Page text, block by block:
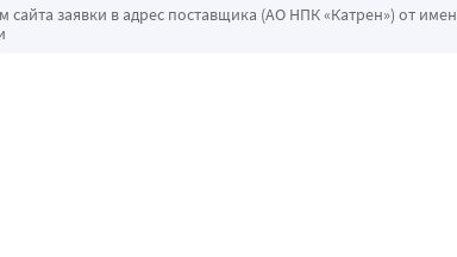
заявки в адрес поставщика (АО НПК «Катрен») от